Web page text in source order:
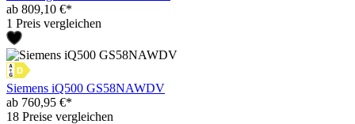
ab 809,10 €*
1 Preis vergleichen
Siemens iQ500 GS58NAWDV
ab 760,95 €*
18 Preise vergleichen